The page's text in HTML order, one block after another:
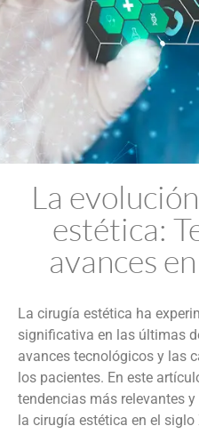
La
estética:
avances
La cirugía estética ha
significativa en las últimas
avances tecnológicos y las
los pacientes. En este
tendencias más relevantes
la cirugía estética en el siglo